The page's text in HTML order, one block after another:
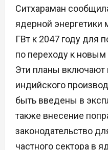
Ситхараман
ядерной
ГВт к 2047 году для
по переходу к новым
Эти планы включают
индийского
быть введены в
также внесение
законодательство
частного сектора в